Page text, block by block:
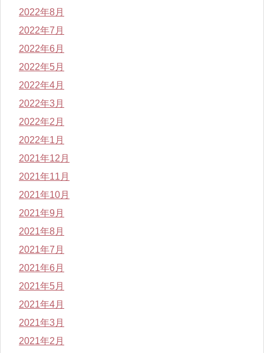
2022年8月
2022年7月
2022年6月
2022年5月
2022年4月
2022年3月
2022年2月
2022年1月
2021年12月
2021年11月
2021年10月
2021年9月
2021年8月
2021年7月
2021年6月
2021年5月
2021年4月
2021年3月
2021年2月